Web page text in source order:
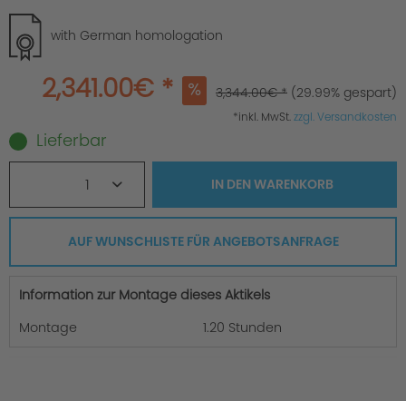
with German homologation
2,341.00€ * 3,344.00€ * (29.99% gespart)
*inkl. MwSt.zzgl. Versandkosten
Lieferbar
1 IN DENWARENKORB
AUF WUNSCHLISTE FÜR ANGEBOTSANFRAGE
Information zur Montage dieses Aktikels
Montage
1.20 Stunden